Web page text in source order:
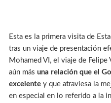
Esta es la primera visita de
tras un viaje de presentación
Mohamed VI, el viaje de
aún más una relación que el
excelente y que atraviesa la
en especial en lo referido a la